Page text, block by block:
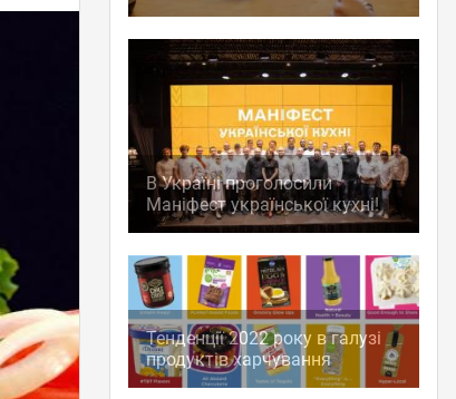
В Україні проголосили
Маніфест української кухні!
Тенденції 2022 року в галузі
продуктів харчування